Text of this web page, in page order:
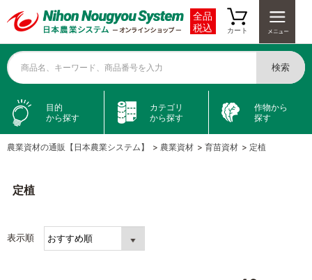
全品
税込
カート
商品名、キーワード、商品番号を入力 検索
目的
から探す
カテゴリ
から探す
作物から
探す
農業資材の通販【日本農業システム】 > 農業資材 > 育苗資材 > 定植
定植
表示順